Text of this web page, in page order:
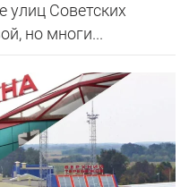
улиц Советских
но многи...